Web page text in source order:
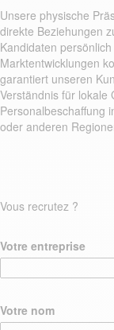
Unsere physische
direkte Beziehungen
Kandidaten
Marktentwicklungen
garantiert unseren
Verständnis für lokale
Personalbeschaffung
oder anderen
Vous recrutez ?
Votre entreprise
Votre nom